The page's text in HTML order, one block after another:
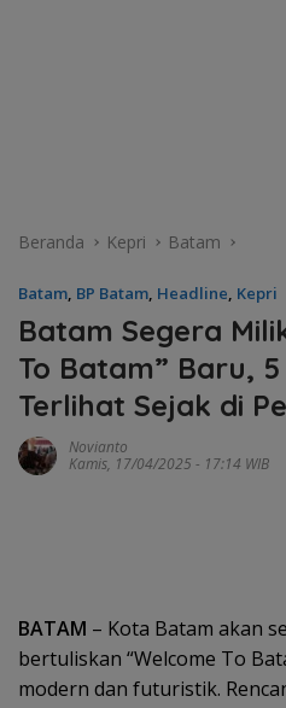
Beranda Kepri Batam
Batam, BP Batam, Headline, Kepri
Batam Segera
To Batam” Baru,
Terlihat Sejak di
Novianto
Kamis, 17/04/2025 - 17:14 WIB
BATAM – Kota Batam akan
bertuliskan “Welcome To
modern dan futuristik.